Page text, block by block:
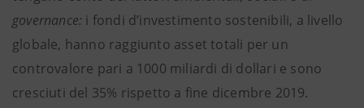
governance: i fondi d’investimento sostenibili, a livello
globale, hanno raggiunto asset totali per un
controvalore pari a 1000 miliardi di dollari e sono
cresciuti del 35% rispetto a fine dicembre 2019.